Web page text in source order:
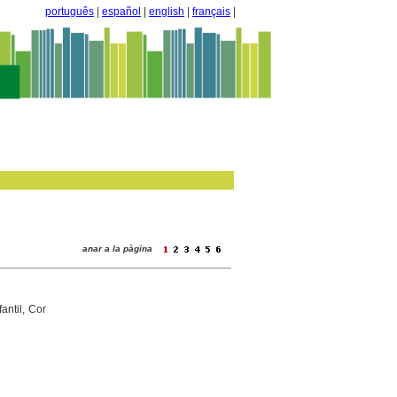
português español english français
anar a la pàgina
Cor